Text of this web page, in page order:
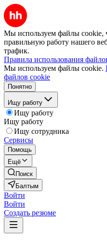
Мы используем файлы cookie,
правильную работу нашего
трафик.
Правила использования
Мы используем файлы cookie.
файлов cookie
Понятно
Ищу работу
Ищу работу
Ищу работу
Ищу сотрудника
Сервисы
Помощь
Ещё
Поиск
Балтым
Войти
Войти
Создать резюме